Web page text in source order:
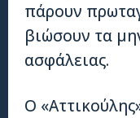
πάρουν
βιώσουν τα
ασφάλειας.
Ο